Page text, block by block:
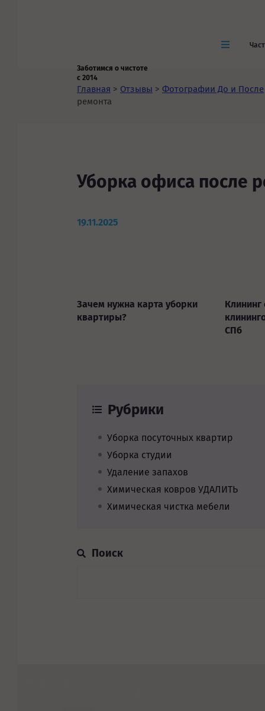
Заботимся о чистоте
с 2014
Главная > Отзывы > Фотографии До и После
ремонта
Уборка офиса после
19.11.2025
Зачем нужна карта уборки
квартиры?
СПб
Рубрики
Уборка посуточных квартир
Уборка студии
Удаление запахов
Химическая ковров УДАЛИТЬ
Химическая чистка мебели